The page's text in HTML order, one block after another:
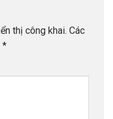
thị công khai. Các
*